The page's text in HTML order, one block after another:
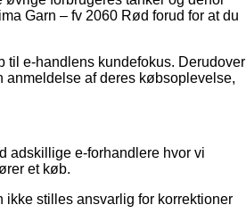
Garn – fv 2060 Rød forud for at du
til e-handlens kundefokus. Derudover
anmeldelse af deres købsoplevelse,
adskillige e-forhandlere hvor vi
et køb.
stilles ansvarlig for korrektioner